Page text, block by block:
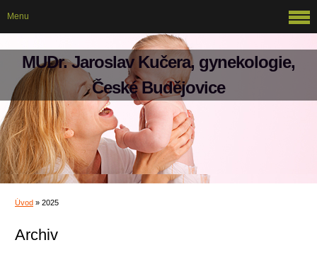
MUDr. Jaroslav Kučera, gynekologie,
České Budějovice
Úvod » 2025
Archiv
Menu